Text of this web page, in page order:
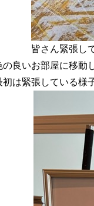
皆さん緊張し
良いお部屋に移
は緊張している様